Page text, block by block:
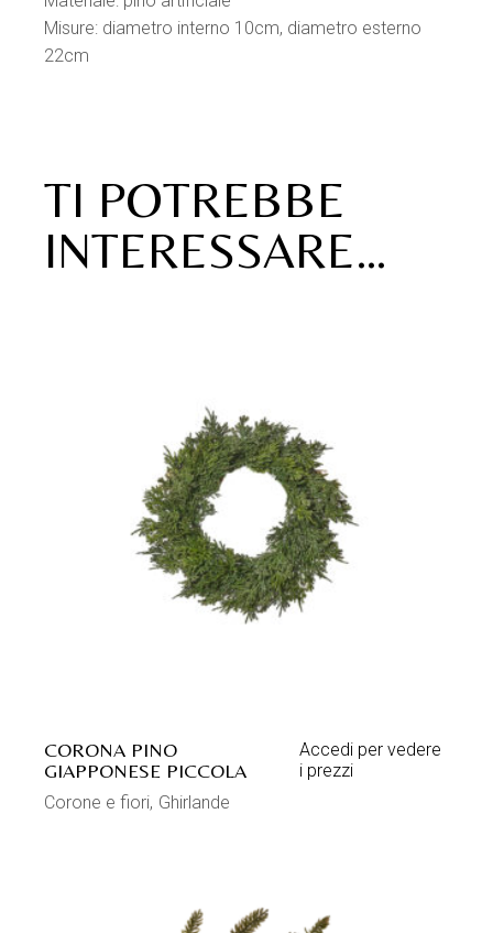
Misure: diametro interno 10cm, diametro esterno
22cm
TI POTREBBE
INTERESSARE…
CORONA PINO
GIAPPONESE PICCOLA
Accedi per vedere
i prezzi
Corone e fiori Ghirlande